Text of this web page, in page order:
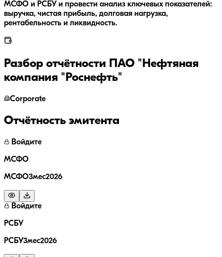
МСФО и РСБУ и провести анализ ключевых показателей:
выручка, чистая прибыль, долговая нагрузка,
рентабельность и ликвидность.
Разбор отчётности ПАО "Нефтяная
компания "Роснефть"
Corporate
Отчётность эмитента
Войдите
МСФО
МСФО3мес2026
Войдите
РСБУ
РСБУ3мес2026